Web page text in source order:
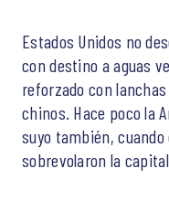
Estados Unidos no
con destino a aguas
reforzado con
chinos. Hace poco la
suyo también, cuando
sobrevolaron la